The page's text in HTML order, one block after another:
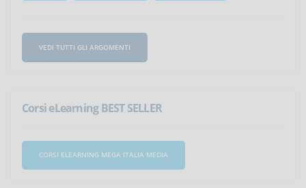
VEDI TUTTI GLI ARGOMENTI
Corsi eLearning BEST SELLER
CORSI ELEARNING MEGA ITALIA MEDIA